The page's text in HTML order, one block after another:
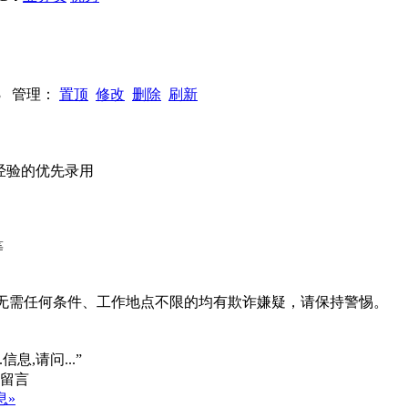
管理： 置顶 修改 删除 刷新
验的优先录用
需任何条件、工作地点不限的均有欺诈嫌疑，请保持警惕。
息,请问...”
»